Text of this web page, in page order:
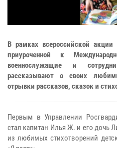
В рамках всероссийской акции
приуроченной к
военнослужащие и
рассказывают о своих
отрывки рассказов, сказок и
Первым в Управлении
стал капитан Илья Ж. и его дочь
из любимых стихотворений